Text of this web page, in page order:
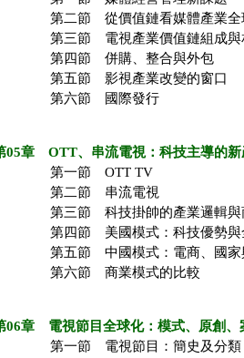
第二節 從價值鏈看媒體產業全
第三節 電視產業價值鏈組成與
第四節 併購、整合與外包
第五節 影視產業改變的窗口
第六節 國際發行
05章 OTT、串流電視：科技主導的新
第一節 OTT TV
第二節 串流電視
第三節 科技掛帥的產業邏輯與
第四節 美國模式：科技優勢與
第五節 中國模式：電商、國家
第六節 商業模式的比較
06章 電視節目全球化：模式、原創、
第一節 電視節目：簡史及分類